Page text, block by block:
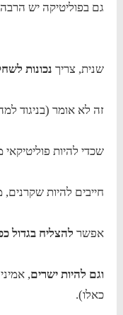
גם בפוליטיקה יש
שנית, צריך נכונות
זה לא אומר (בניגוד
שכדי להיות
חייבים להיות שקרנים,
אפשר להצליח בגדול
וגם להיות ישרים,
כאלו).